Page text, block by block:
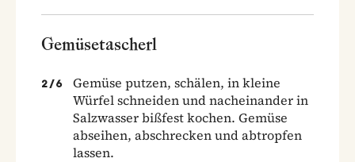
Gemüsetascherl
2 /6
Gemüse putzen, schälen, in kleine
Würfel schneiden und nacheinander in
Salzwasser bißfest kochen. Gemüse
abseihen, abschrecken und abtropfen
lassen.